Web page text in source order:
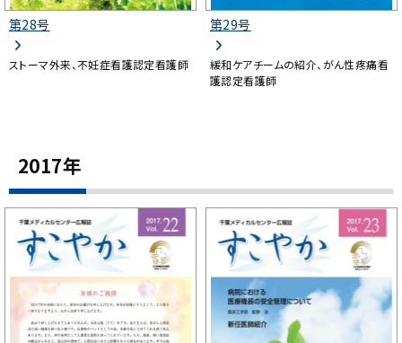
第28号
ストーマ外来、不妊症看護認定看護師
第29号
緩和ケアチームの紹介、がん性疼痛看
護認定看護師
2017年